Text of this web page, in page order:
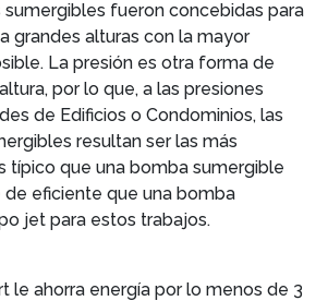
sumergibles fueron concebidas para
grandes alturas con la mayor
La presión es otra forma de
por lo que, a las presiones
de Edificios o Condominios, las
resultan ser las más
típico que una bomba sumergible
eficiente que una bomba
jet para estos trabajos.
le ahorra energía por lo menos de 3